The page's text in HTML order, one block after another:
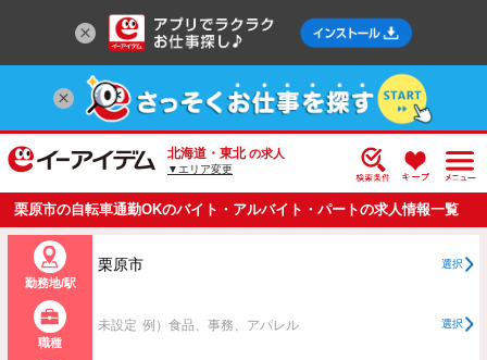
北海道・東北 の求人
▼エリア変更
栗原市の自転車通勤OKのバイト・アルバイト・パートの求人情報一覧
勤務地/駅
栗原市 選択
職種
未設定 例）食品、事務、アパレル 選択